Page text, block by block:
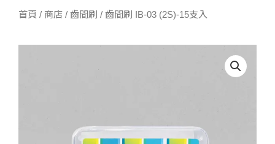
首頁 / 商店 / 齒間刷 / 齒間刷 IB-03 (2S)-15支入